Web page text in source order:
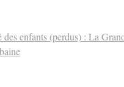
enfants (perdus) : La